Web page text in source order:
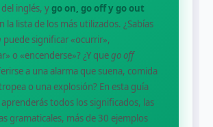
inglés, ygo on, go off y go out
la lista de los más utilizados. ¿Sabías
puede significar «ocurrir»,
o «encenderse»? ¿Y quego off
a una alarma que suena, comida
o una explosión? En esta guía
todos los significados, las
gramaticales, más de 30 ejemplos